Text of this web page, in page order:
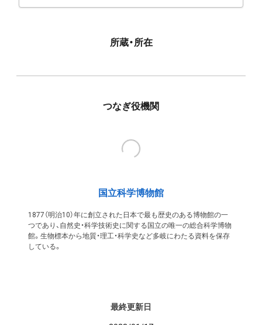
所蔵・所在
つなぎ役機関
国立科学博物館
1877（明治10）年に創立された日本で最も歴史のある博物館の一
つであり、自然史・科学技術史に関する国立の唯一の総合科学博物
館。生物標本から地質・理工・科学史など多岐にわたる資料を保存
している。
最終更新日